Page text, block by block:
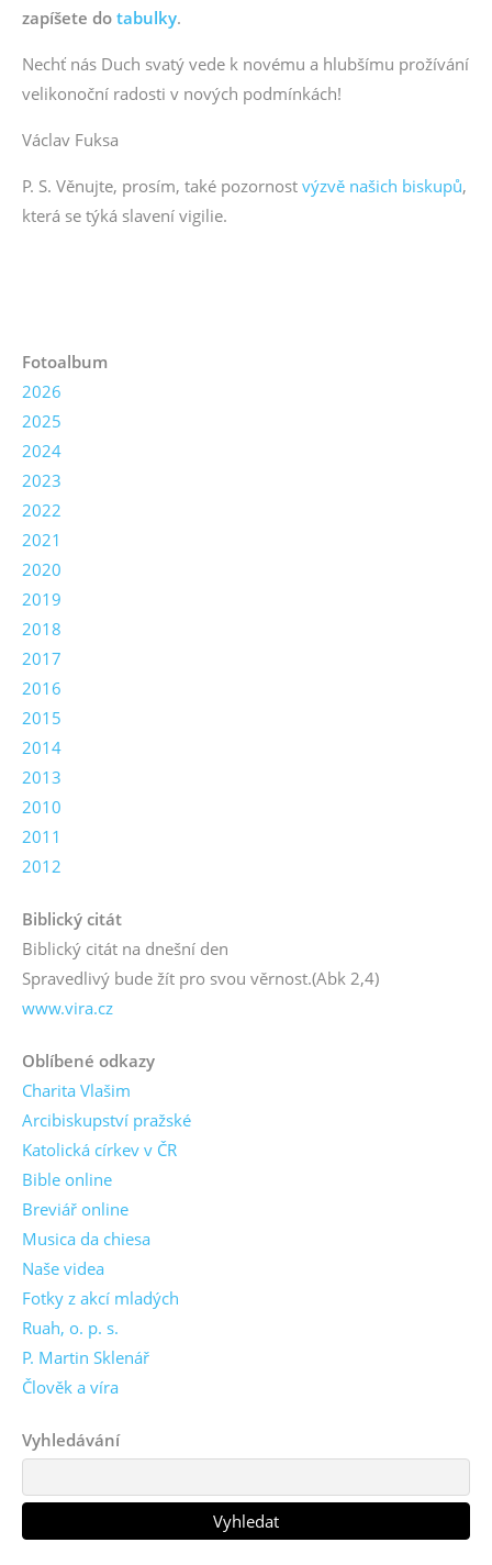
zapíšete do tabulky.
Nechť nás Duch svatý vede k novému a hlubšímu prožívání
velikonoční radosti v nových podmínkách!
Václav Fuksa
P. S. Věnujte, prosím, také pozornost výzvě našich biskupů,
která se týká slavení vigilie.
Fotoalbum
2026
2025
2024
2023
2022
2021
2020
2019
2018
2017
2016
2015
2014
2013
2010
2011
2012
Biblický citát
Biblický citát na dnešní den
Spravedlivý bude žít pro svou věrnost.(Abk 2,4)
www.vira.cz
Oblíbené odkazy
Charita Vlašim
Arcibiskupství pražské
Katolická církev v ČR
Bible online
Breviář online
Musica da chiesa
Naše videa
Fotky z akcí mladých
Ruah, o. p. s.
P. Martin Sklenář
Člověk a víra
Vyhledávání